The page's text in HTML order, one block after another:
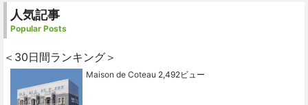
人気記事
Popular Posts
＜30日間ランキング＞
Maison de Coteau 2,492ビュー